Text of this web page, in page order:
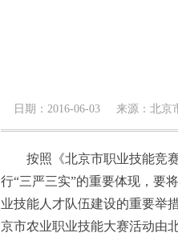
日期：2016-06-03 来源：北京
按照《北京市职业技能竞
行“三严三实”的重要体现，要
业技能人才队伍建设的重要举
京市农业职业技能大赛活动由